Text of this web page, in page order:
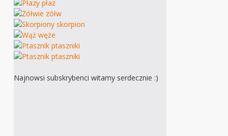
Najnowsi subskrybenci witamy serdecznie :)